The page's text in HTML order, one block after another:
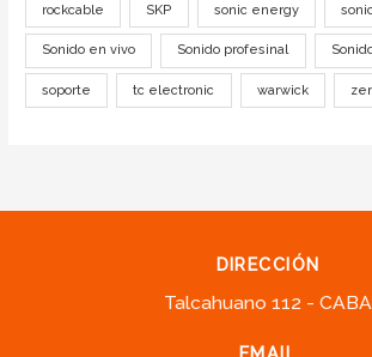
rockcable SKP sonic energy
Sonido en vivo Sonido profesinal
soporte tc electronic warwick
DIRECCIÓN
Talcahuano 112 - CABA